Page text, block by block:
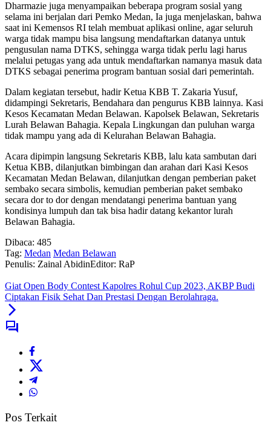
Dharmazie juga menyampaikan beberapa program sosial yang
selama ini berjalan dari Pemko Medan, Ia juga menjelaskan, bahwa
saat ini Kemensos RI telah membuat aplikasi online, agar seluruh
warga tidak mampu bisa langsung mendaftarkan datanya untuk
pengusulan nama DTKS, sehingga warga tidak perlu lagi harus
melalui petugas yang ada untuk mendaftarkan namanya masuk data
DTKS sebagai penerima program bantuan sosial dari pemerintah.
Dalam kegiatan tersebut, hadir Ketua KBB T. Zakaria Yusuf,
didampingi Sekretaris, Bendahara dan pengurus KBB lainnya. Kasi
Kesos Kecamatan Medan Belawan. Kapolsek Belawan, Sekretaris
Lurah Belawan Bahagia. Kepala Lingkungan dan puluhan warga
tidak mampu yang ada di Kelurahan Belawan Bahagia.
Acara dipimpin langsung Sekretaris KBB, lalu kata sambutan dari
Ketua KBB, dilanjutkan bimbingan dan arahan dari Kasi Kesos
Kecamatan Medan Belawan, dilanjutkan dengan pemberian paket
sembako secara simbolis, kemudian pemberian paket sembako
secara dor to dor dengan mendatangi penerima bantuan yang
kondisinya lumpuh dan tak bisa hadir datang kekantor lurah
Belawan Bahagia.
Dibaca: 485
Tag: Medan Medan Belawan
Penulis: Zainal AbidinEditor: RaP
Giat Open Body Contest Kapolres Rohul Cup 2023, AKBP Budi
Ciptakan Fisik Sehat Dan Prestasi Dengan Berolahraga.
Pos Terkait